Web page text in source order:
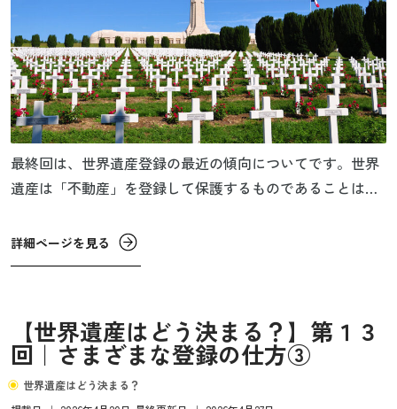
最終回は、世界遺産登録の最近の傾向についてです。世界
遺産は「不動産」を登録して保護するものであることは変
遺産」との結びつきが重視されるような遺産も登録される
ようになっています。
詳細ページを見る
【世界遺産はどう決まる？】第１３
回｜さまざまな登録の仕方③
世界遺産はどう決まる？